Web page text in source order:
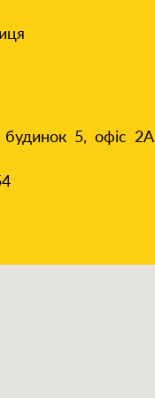
будинок 5, офіс